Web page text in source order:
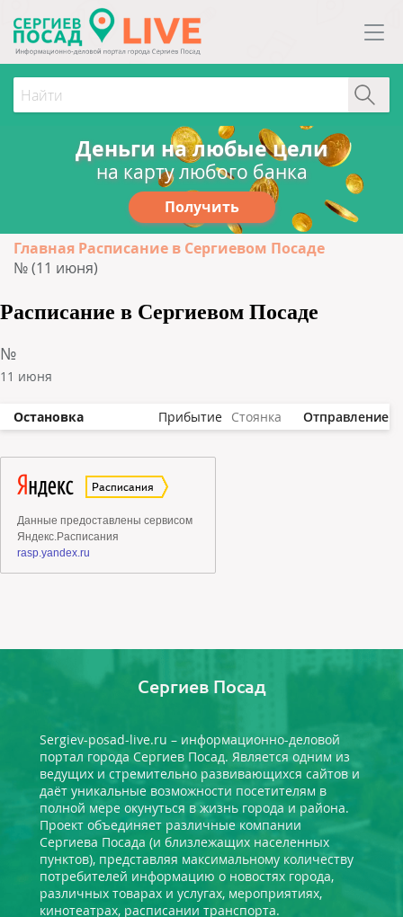
Деньги на любые цели
на карту любого банка
Получить
Главная Расписание в Сергиевом Посаде
№ (11 июня)
Расписание в Сергиевом Посаде
№
11 июня
Остановка Прибытие Стоянка Отправление
Сергиев Посад
Sergiev-posad-live.ru – информационно-деловой
портал города Сергиев Посад. Является одним из
ведущих и стремительно развивающихся сайтов и
даёт уникальные возможности посетителям в
полной мере окунуться в жизнь города и района.
Проект объединяет различные компании
Сергиева Посада (и близлежащих населенных
пунктов), представляя максимальному количеству
потребителей информацию о новостях города,
различных товарах и услугах, мероприятиях,
кинотеатрах, расписании транспорта.